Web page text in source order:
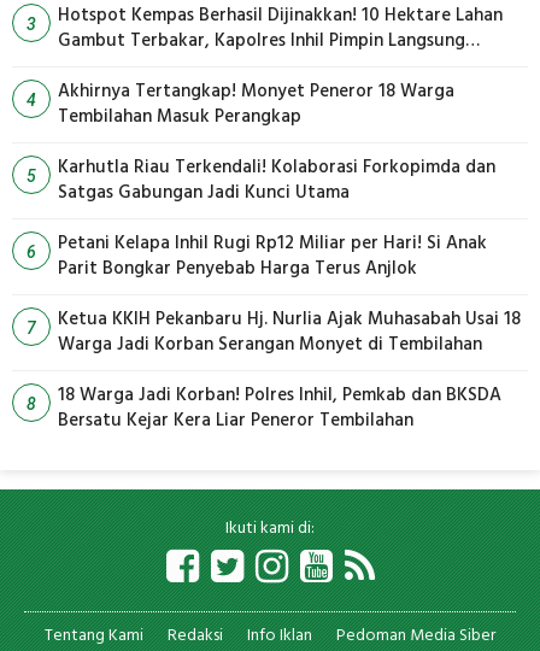
3
Hotspot Kempas Berhasil Dijinakkan! 10 Hektare Lahan
Gambut Terbakar, Kapolres Inhil Pimpin Langsung
4
Akhirnya Tertangkap! Monyet Peneror 18 Warga
Tembilahan Masuk Perangkap
5
Karhutla Riau Terkendali! Kolaborasi Forkopimda dan
Satgas Gabungan Jadi Kunci Utama
6
Petani Kelapa Inhil Rugi Rp12 Miliar per Hari! Si Anak
Parit Bongkar Penyebab Harga Terus Anjlok
7
Ketua KKIH Pekanbaru Hj. Nurlia Ajak Muhasabah Usai 18
Warga Jadi Korban Serangan Monyet di Tembilahan
8
18 Warga Jadi Korban! Polres Inhil, Pemkab dan BKSDA
Bersatu Kejar Kera Liar Peneror Tembilahan
Ikuti kami di:
Tentang Kami Redaksi Info Iklan Pedoman Media Siber